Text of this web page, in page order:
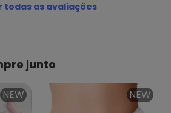
todas as avaliações
junto
NEW NEW